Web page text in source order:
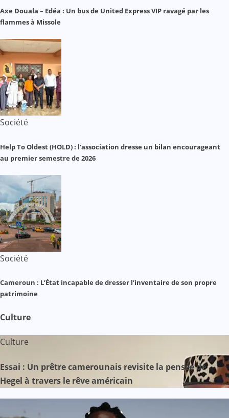
Axe Douala – Edéa : Un bus de United Express VIP ravagé par les
flammes à Missole
Société
Help To Oldest (HOLD) : l’association dresse un bilan encourageant
au premier semestre de 2026
Société
Cameroun : L’État incapable de dresser l’inventaire de son propre
patrimoine
Culture
Culture
Essai : Un prêtre camerounais revisite la pensée de
Hegel à travers le rêve américain